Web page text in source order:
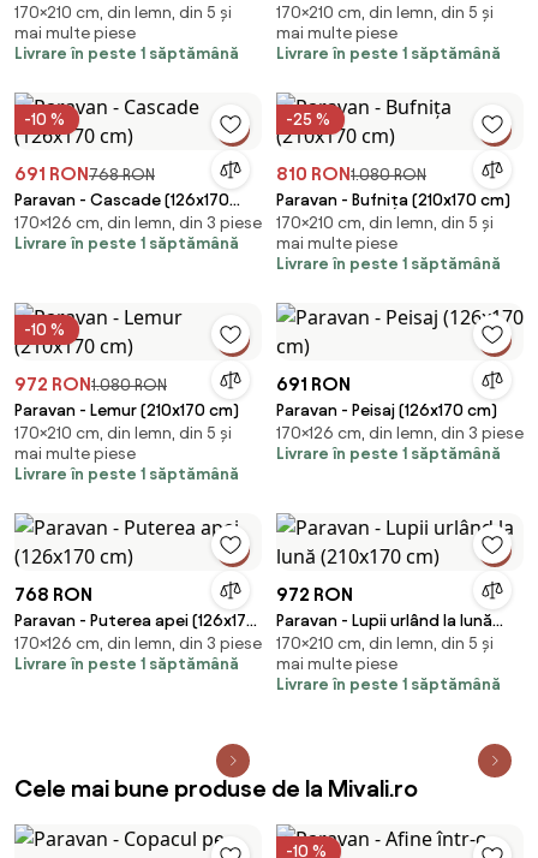
(210x170 cm)
170×210 cm, din lemn, din 5 și
mai multe piese
Livrare în peste 1 săptămână
(210x170 cm)
170×210 cm, din lemn, din 5 și
mai multe piese
Livrare în peste 1 săptămână
-10 %
691 RON768 RON
Paravan - Cascade (126x170
cm)
170×126 cm, din lemn, din 3 piese
Livrare în peste 1 săptămână
-25 %
810 RON1.080 RON
Paravan - Bufnița (210x170 cm)
170×210 cm, din lemn, din 5 și
mai multe piese
Livrare în peste 1 săptămână
-10 %
972 RON1.080 RON
Paravan - Lemur (210x170 cm)
170×210 cm, din lemn, din 5 și
mai multe piese
Livrare în peste 1 săptămână
691 RON
Paravan - Peisaj (126x170 cm)
170×126 cm, din lemn, din 3 piese
Livrare în peste 1 săptămână
768 RON
Paravan - Puterea apei (126x170
cm)
170×126 cm, din lemn, din 3 piese
Livrare în peste 1 săptămână
972 RON
Paravan - Lupii urlând la lună
(210x170 cm)
170×210 cm, din lemn, din 5 și
mai multe piese
Livrare în peste 1 săptămână
Cele mai bune produse de la Mivali.ro
-10 %